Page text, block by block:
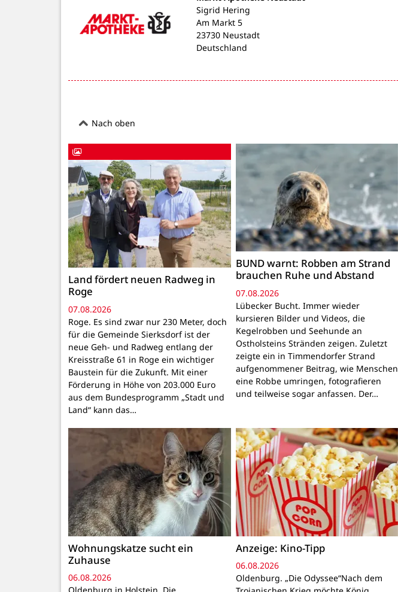
Sigrid Hering
Am Markt 5
23730 Neustadt
Deutschland
Nach oben
Land fördert neuen Radweg in
Roge
07.08.2026
Roge. Es sind zwar nur 230 Meter, doch
für die Gemeinde Sierksdorf ist der
neue Geh- und Radweg entlang der
Kreisstraße 61 in Roge ein wichtiger
Baustein für die Zukunft. Mit einer
Förderung in Höhe von 203.000 Euro
aus dem Bundesprogramm „Stadt und
Land“ kann das…
BUND warnt: Robben am Strand
brauchen Ruhe und Abstand
07.08.2026
Lübecker Bucht. Immer wieder
kursieren Bilder und Videos, die
Kegelrobben und Seehunde an
Ostholsteins Stränden zeigen. Zuletzt
zeigte ein in Timmendorfer Strand
aufgenommener Beitrag, wie Menschen
eine Robbe umringen, fotografieren
und teilweise sogar anfassen. Der…
Wohnungskatze sucht ein
Zuhause
06.08.2026
Anzeige: Kino-Tipp
06.08.2026
Oldenburg. „Die Odyssee“Nach dem